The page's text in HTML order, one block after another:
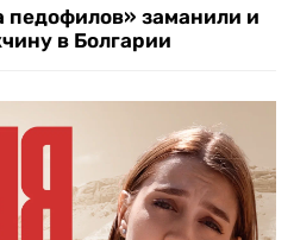
заманили и
в Болгарии